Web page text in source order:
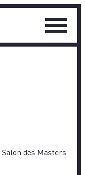
Ouvrir
le
Salon des Masters